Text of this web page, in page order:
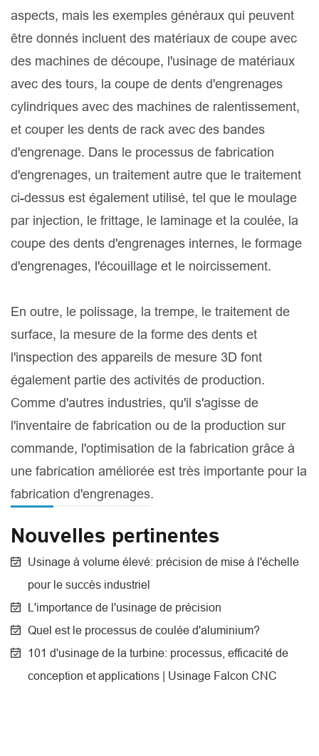
aspects, mais les exemples généraux qui peuvent
être donnés incluent des matériaux de coupe avec
des machines de découpe, l'usinage de matériaux
avec des tours, la coupe de dents d'engrenages
cylindriques avec des machines de ralentissement,
et couper les dents de rack avec des bandes
d'engrenage. Dans le processus de fabrication
d'engrenages, un traitement autre que le traitement
ci-dessus est également utilisé, tel que le moulage
par injection, le frittage, le laminage et la coulée, la
coupe des dents d'engrenages internes, le formage
d'engrenages, l'écouillage et le noircissement.
En outre, le polissage, la trempe, le traitement de
surface, la mesure de la forme des dents et
l'inspection des appareils de mesure 3D font
également partie des activités de production.
Comme d'autres industries, qu'il s'agisse de
l'inventaire de fabrication ou de la production sur
commande, l'optimisation de la fabrication grâce à
une fabrication améliorée est très importante pour la
fabrication d'engrenages.
Nouvelles pertinentes
Usinage à volume élevé: précision de mise à l'échelle
pour le succès industriel
L'importance de l'usinage de précision
Quel est le processus de coulée d'aluminium?
101 d'usinage de la turbine: processus, efficacité de
conception et applications | Usinage Falcon CNC